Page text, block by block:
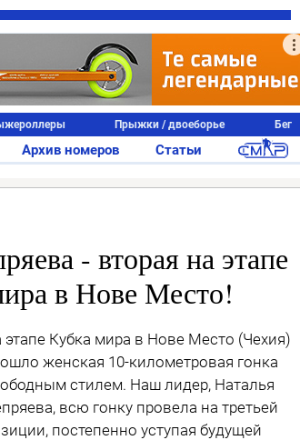
Прыжки / двоеборье Бег
Архив номеров Статьи
- вторая на этапе
в Нове Место!
этапе Кубка мира в Нове Место (Чехия)
женская 10-километровая гонка
стилем. Наш лидер, Наталья
всю гонку провела на третьей
постепенно уступая будущей